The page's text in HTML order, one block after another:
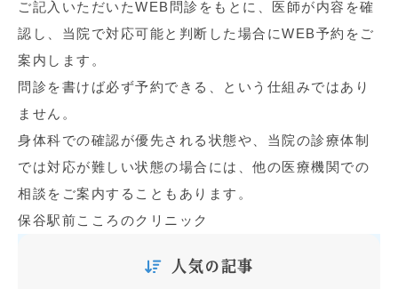
ご記入いただいたWEB問診をもとに、医師が内容を確
認し、当院で対応可能と判断した場合にWEB予約をご
案内します。
問診を書けば必ず予約できる、という仕組みではあり
ません。
身体科での確認が優先される状態や、当院の診療体制
では対応が難しい状態の場合には、他の医療機関での
相談をご案内することもあります。
保谷駅前こころのクリニック
人気の記事